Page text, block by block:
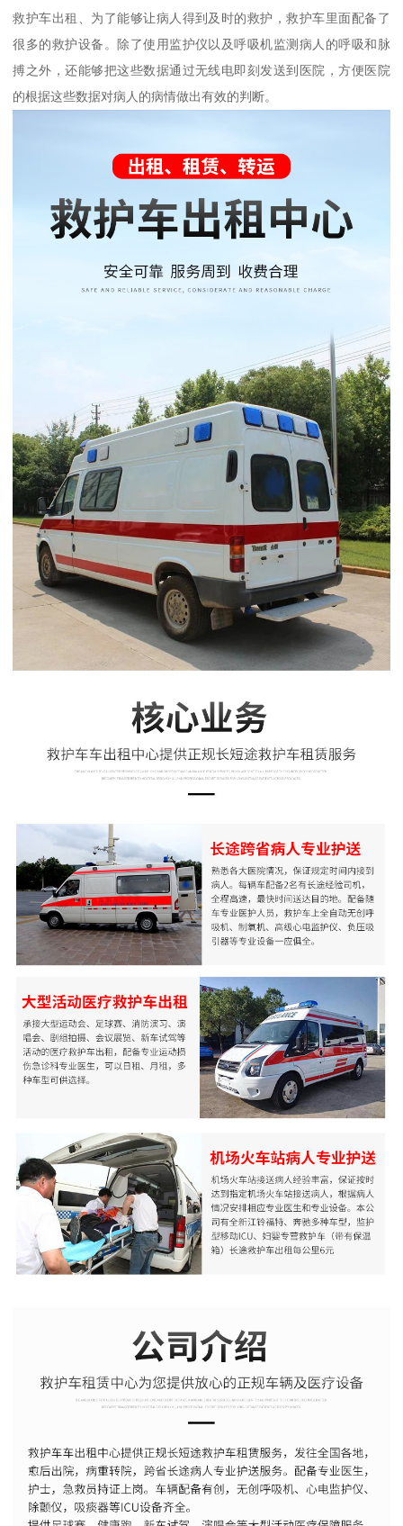
救护车出租、为了能够让病人得到及时的救护，救护车里面配备了
很多的救护设备。除了使用监护仪以及呼吸机监测病人的呼吸和脉
搏之外，还能够把这些数据通过无线电即刻发送到医院，方便医院
的根据这些数据对病人的病情做出有效的判断。